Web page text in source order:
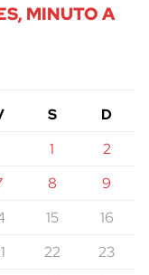
MINUTO A
S
D
1
2
8
9
15
16
22
23